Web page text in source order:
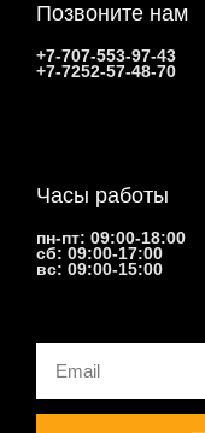
Позвоните нам
+7-707-553-97-43
+7-7252-57-48-70
Часы работы
пн-пт: 09:00-18:00
сб: 09:00-17:00
вс: 09:00-15:00
Email